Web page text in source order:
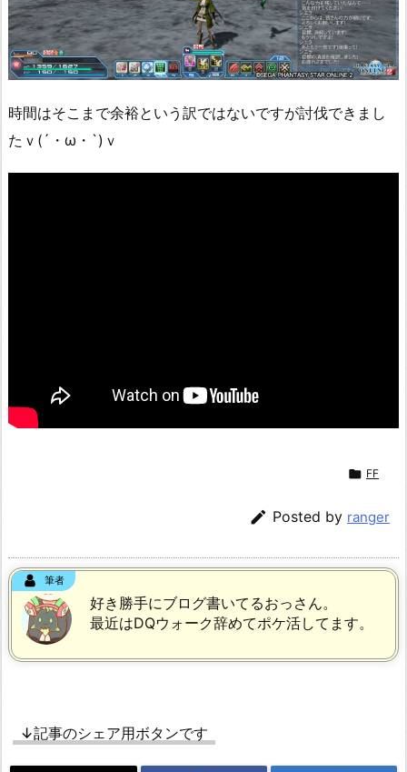
時間はそこまで余裕という訳ではないですが討伐できまし
たｖ(´・ω・`)ｖ
 FF
 Posted by ranger
筆者
好き勝手にブログ書いてるおっさん。
最近はDQウォーク辞めてポケ活してます。
↓記事のシェア用ボタンです